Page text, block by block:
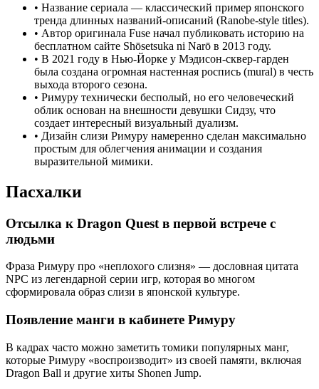
• Название сериала — классический пример японского
тренда длинных названий-описаний (Ranobe-style titles).
• Автор оригинала Fuse начал публиковать историю на
бесплатном сайте Shōsetsuka ni Narō в 2013 году.
• В 2021 году в Нью-Йорке у Мэдисон-сквер-гарден
была создана огромная настенная роспись (mural) в честь
выхода второго сезона.
• Римуру технически бесполый, но его человеческий
облик основан на внешности девушки Сидзу, что
создает интересный визуальный дуализм.
• Дизайн слизи Римуру намеренно сделан максимально
простым для облегчения анимации и создания
выразительной мимики.
Пасхалки
Отсылка к Dragon Quest в первой встрече с
людьми
Фраза Римуру про «неплохого слизня» — дословная цитата
NPC из легендарной серии игр, которая во многом
сформировала образ слизи в японской культуре.
Появление манги в кабинете Римуру
В кадрах часто можно заметить томики популярных манг,
которые Римуру «воспроизводит» из своей памяти, включая
Dragon Ball и другие хиты Shonen Jump.